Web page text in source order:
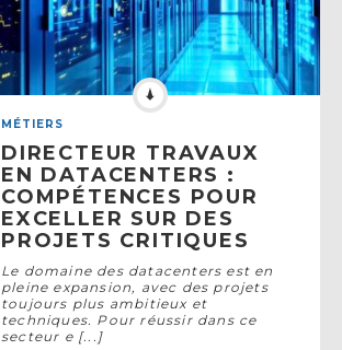
MÉTIERS
DIRECTEUR TRAVAUX
EN DATACENTERS :
COMPÉTENCES POUR
EXCELLER SUR DES
PROJETS CRITIQUES
Le domaine des datacenters est en
pleine expansion, avec des projets
toujours plus ambitieux et
techniques. Pour réussir dans ce
secteur e [...]